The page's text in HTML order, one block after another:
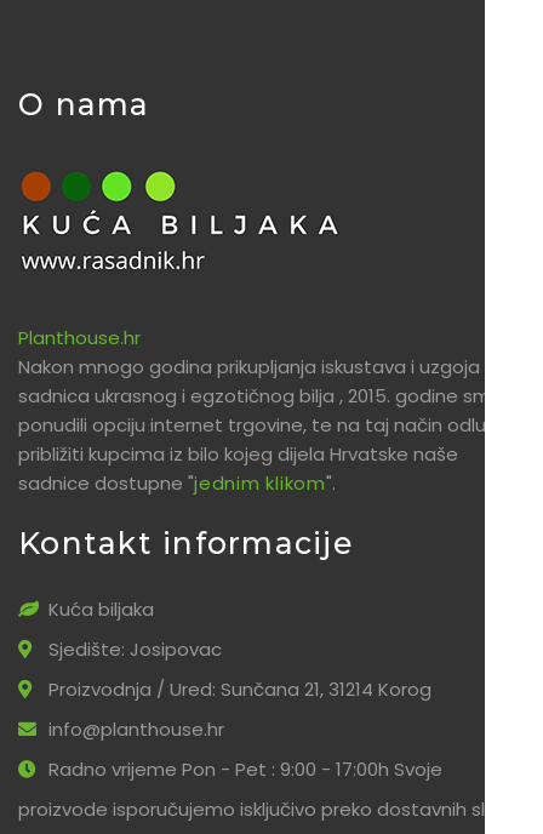
O nama
Planthouse.hr
Nakon mnogo godina prikupljanja iskustava i uzgoja
sadnica ukrasnog i egzotičnog bilja , 2015. godine smo
ponudili opciju internet trgovine, te na taj način odlučili
približiti kupcima iz bilo kojeg dijela Hrvatske naše
sadnice dostupne "jednim klikom".
Kontakt informacije
Kuća biljaka
Sjedište: Josipovac
Proizvodnja / Ured: Sunčana 21, 31214 Korog
info@planthouse.hr
Radno vrijeme Pon - Pet : 9:00 - 17:00h Svoje
proizvode isporučujemo isključivo preko dostavnih službi